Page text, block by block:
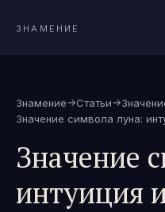
ЗНАМЕНИЕ
Знамение→Статьи→
Значение символа луна:
Значение
интуиция